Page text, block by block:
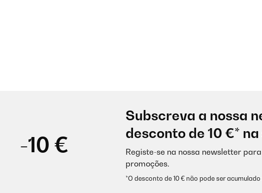
-10 €
Subscreva a nossa
desconto de 10 €*
Registe-se na nossa newsletter
promoções.
*O desconto de 10 € não pode ser